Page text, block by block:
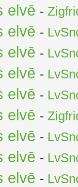
elvē -
elvē -
elvē -
elvē -
elvē -
elvē -
elvē -
elvē -
elvē -